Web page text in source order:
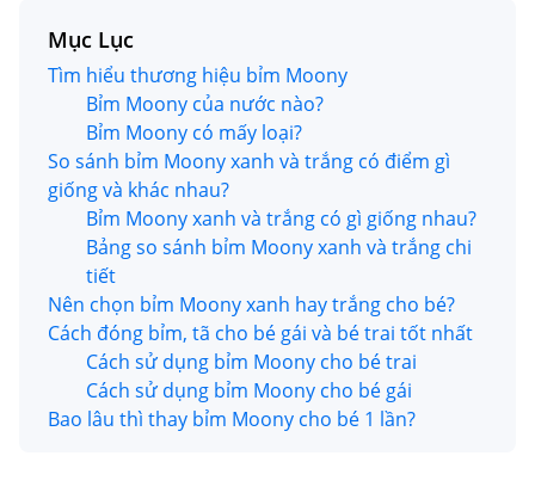
Mục Lục
Tìm hiểu thương hiệu bỉm Moony
Bỉm Moony của nước nào?
Bỉm Moony có mấy loại?
So sánh bỉm Moony xanh và trắng có điểm gì
giống và khác nhau?
Bỉm Moony xanh và trắng có gì giống nhau?
Bảng so sánh bỉm Moony xanh và trắng chi
tiết
Nên chọn bỉm Moony xanh hay trắng cho bé?
Cách đóng bỉm, tã cho bé gái và bé trai tốt nhất
Cách sử dụng bỉm Moony cho bé trai
Cách sử dụng bỉm Moony cho bé gái
Bao lâu thì thay bỉm Moony cho bé 1 lần?